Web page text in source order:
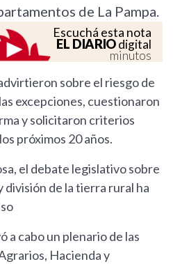
de La Pampa.
Escuchá esta nota
EL DIARIOdigital
minutos
sobre el riesgo de
excepciones, cuestionaron
y solicitaron criterios
próximos 20 años.
el debate legislativo sobre
división de la tierra rural ha
a cabo un plenario de las
Hacienda y